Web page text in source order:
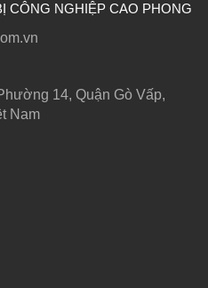
CÔNG NGHIỆP CAO PHONG
14, Quận Gò Vấp,
Nam